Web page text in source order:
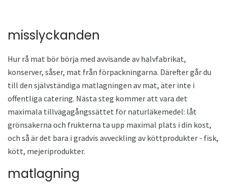
misslyckanden
Hur rå mat bör börja med avvisande av halvfabrikat,
konserver, såser, mat från förpackningarna. Därefter går du
till den självständiga matlagningen av mat, äter inte i
offentliga catering. Nästa steg kommer att vara det
maximala tillvägagångssättet för naturläkemedel: låt
grönsakerna och frukterna ta upp maximal plats i din kost,
och så är det bara i gradvis avveckling av köttprodukter - fisk,
kött, mejeriprodukter.
matlagning